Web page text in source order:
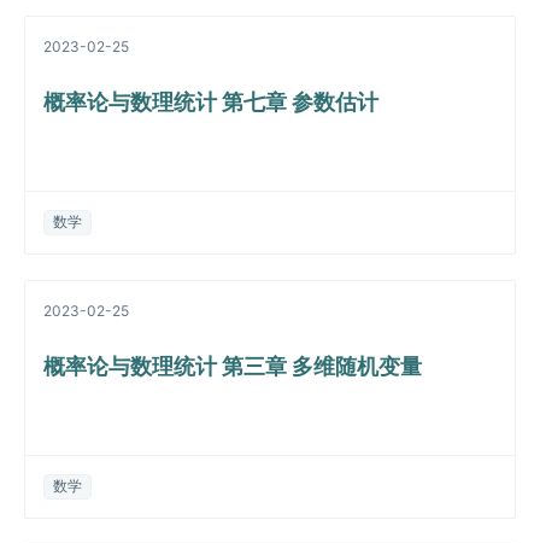
2023-02-25
概率论与数理统计 第七章 参数估计
数学
2023-02-25
概率论与数理统计 第三章 多维随机变量
数学